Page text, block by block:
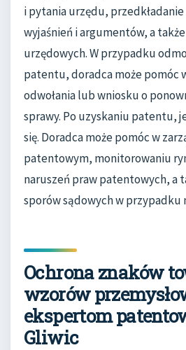
i pytania urzędu,
wyjaśnień i argumentów, a
urzędowych. W przypadku
patentu, doradca może pomóc
odwołania lub wniosku o
sprawy. Po uzyskaniu patentu,
się. Doradca może pomóc w
patentowym, monitorowaniu
naruszeń praw patentowych, a
sporów sądowych w przypadku
Ochrona znaków
wzorów
ekspertom
Gliwic